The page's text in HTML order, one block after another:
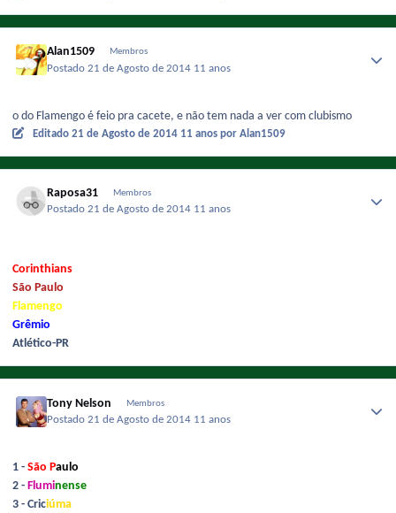
Alan1509 Membros
Postado21 de Agosto de 2014 11 anos
o do Flamengo é feio pra cacete, e não tem nada a ver com clubismo
Editado 21 de Agosto de 2014 11 anos por Alan1509
Raposa31 Membros
Postado21 de Agosto de 2014 11 anos
Corinthians
São Paulo
Flamengo
Grêmio
Atlético-PR
Tony Nelson Membros
Postado21 de Agosto de 2014 11 anos
1 - São Paulo
2 - Fluminense
3 - Criciúma